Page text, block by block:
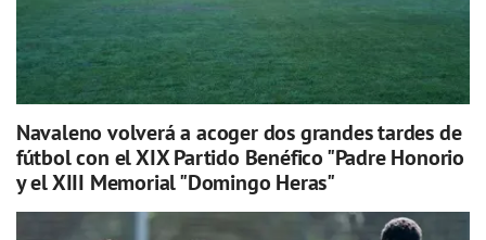
Navaleno volverá a acoger dos grandes tardes de
fútbol con el XIX Partido Benéfico "Padre Honorio
y el XIII Memorial "Domingo Heras"